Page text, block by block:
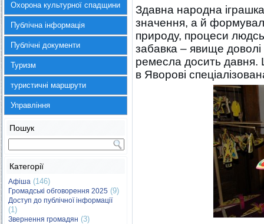
Охорона культурної спадщини
Публічна інформація
Публічні документи
Туризм
туристичні маршрути
Управління
Пошук
Категорії
Афіша (146)
Громадські обговорення 2025 (9)
Доступ до публічної інформації
(1)
Звернення громадян (3)
Здавна народна
значення, а й
природу, процеси
забавка – явище доволі
ремесла досить давня.
в Яворові